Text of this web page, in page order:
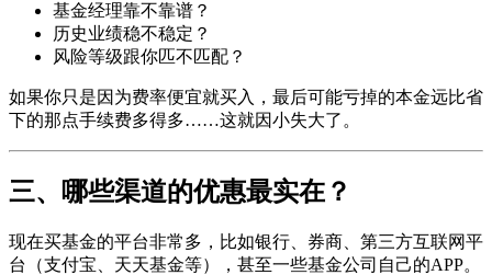
基金经理靠不靠谱？
历史业绩稳不稳定？
风险等级跟你匹不匹配？
如果你只是因为费率便宜就买入，最后可能亏掉的本金远比省
下的那点手续费多得多……这就因小失大了。
三、哪些渠道的优惠最实在？
现在买基金的平台非常多，比如银行、券商、第三方互联网平
台（支付宝、天天基金等），甚至一些基金公司自己的APP。